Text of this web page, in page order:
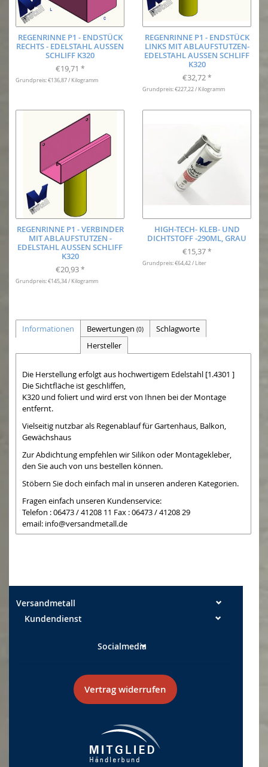
REGENRINNE P1 - ENDSTÜCK
RECHTS - EDELSTAHL AUSSEN S
CHLIFF K320
€19,71 *
Grundpreis: €136,87 / Kilogramm
REGENRINNE P1 - ENDSTÜCK
LINKS MIT ABLAUFSTUTZEN-
EDELSTAHL AUSSEN SCHLIFF K
320
€32,72 *
Grundpreis: €227,22 / Kilogramm
REGENRINNE P1 - VERBINDER
MIT ABLAUFSTUTZEN -
EDELSTAHL AUSSEN SCHLIFF K
320
€20,93 *
Grundpreis: €145,34 / Kilogramm
HIGH-TECH- KLEB- UND
DICHTSTOFF -290ML, GRAU
€15,37 *
Grundpreis: €64,42 / Liter
Informationen Bewertungen (0)
Schlagworte
Hersteller
Die Herstellung erfolgt aus hochwertigem Edelstahl [1.4301 ]
Die Sichtfläche ist geschliffen,
K320 und foliert und wird erst von Ihnen bei der Montage
entfernt.
Vielseitig nutzbar als Regenablauf für Gartenhaus, Balkon,
Gewächshaus
Zur Abdichtung empfehlen wir Silikon oder Montagekleber,
den Sie auch von uns bestellen können.
Stöbern Sie doch einfach mal in unseren anderen Kategorien.
Fragen einfach unseren Kundenservice:
Telefon : 06473 / 41208 11 Fax : 06473 / 41208 29
email: info@versandmetall.de
Versandmetall
Kundendienst
Socialmedia
Vertrag widerrufen